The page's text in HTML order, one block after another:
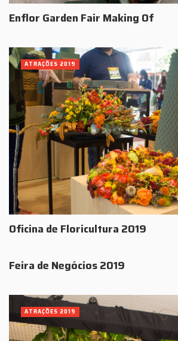
Enflor Garden Fair Making Of
Oficina de Floricultura 2019
ATRAÇÕES 2019
Feira de Negócios 2019
ATRAÇÕES 2019